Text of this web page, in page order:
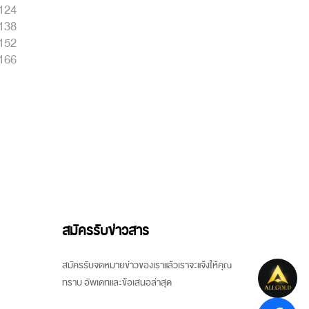
สมัครรับข่าวสาร
สมัครรับจดหมายข่าวของเราแล้วเราจะแจ้งให้คุณ
ทราบ อัพเดทและข้อเสนอล่าสุด